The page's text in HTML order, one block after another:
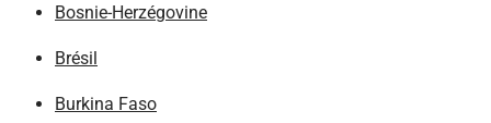
Bosnie-Herzégovine
Brésil
Burkina Faso